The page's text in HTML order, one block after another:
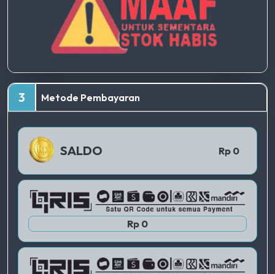
3 Metode Pembayaran
SALDO Rp 0
Rp 0
QRIS 1
QRIS 2